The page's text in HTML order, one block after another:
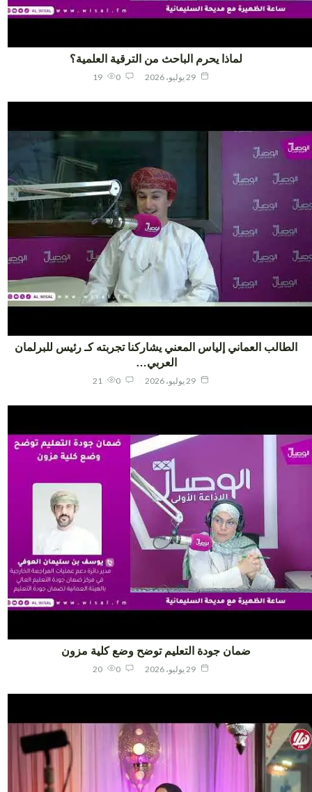
لماذا يحرم الباحث من الترقية العلمية؟
19
العماني إلياس المعني يشاركنا تجربته كـ رئيس للبرلمان
العربي…
21
ضمان جودة التعليم توضح وضع كلية مزون
20